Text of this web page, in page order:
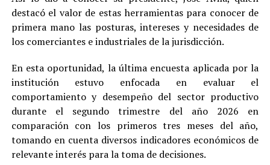
destacó el valor de estas herramientas para conocer de
primera mano las posturas, intereses y necesidades de
los comerciantes e industriales de la jurisdicción.
En esta oportunidad, la última encuesta aplicada por la
institución estuvo enfocada en evaluar el
comportamiento y desempeño del sector productivo
durante el segundo trimestre del año 2026 en
comparación con los primeros tres meses del año,
tomando en cuenta diversos indicadores económicos de
relevante interés para la toma de decisiones.